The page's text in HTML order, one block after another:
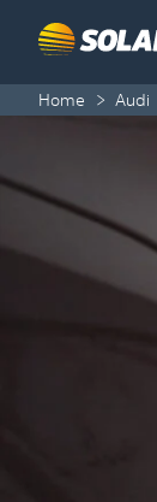
Home > Audi